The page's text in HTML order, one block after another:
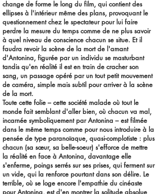
change de forme le long du film, qui contient des
ellipses à l'intérieur même des plans, provoquant le
questionnement chez le spectateur pour lui faire
perdre la mesure du temps comme de ne plus savoir
à quel niveau de conscience chacun se situe. Et il
faudra revoir la scène de la mort de l'amant
d'Antonina, figurée par un individu se masturbant
tandis qu'en réalité il est en train de cracher son
sang, un passage opéré par un tout petit mouvement
de caméra, simple mais subtil pour arriver à la scène
de la mort.
Toute cette folie – cette société malade où tout le
monde fait semblant d'aller bien, où chacun va mal,
incarnée symboliquement par Antonina – est filmée
dans le même temps comme pour nous introduire à la
pensée de type paranoïaque, quasi-complotiste : plus
chacun (sa sœur, sa belle-soeur) s'efforce de mettre
la réalité en face à Antonina, davantage elle
s'enferme, poings serrés sur ses prises, qui ferment sur
un vide, qui la renforce pourtant dans son délire. Le
terrible, où se loge encore l'empathie du cinéaste
pour Antonina, est d'en montrer la solitude absolue